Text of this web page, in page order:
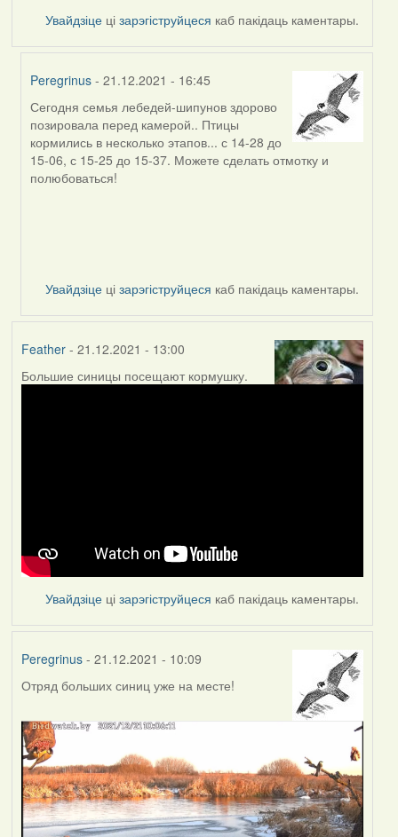
Увайдзіце цізарэгіструйцеся каб пакідаць каментары.
Peregrinus - 21.12.2021 - 16:45
In
reply
to
by
Peregrinus
Сегодня семья лебедей-шипунов здорово
позировала перед камерой.. Птицы
кормились в несколько этапов... с 14-28 до
15-06, с 15-25 до 15-37. Можете сделать отмотку и
полюбоваться!
Увайдзіце цізарэгіструйцеся каб пакідаць каментары.
Feather- 21.12.2021 - 13:00
Большие синицы посещают кормушку.
Увайдзіце цізарэгіструйцеся каб пакідаць каментары.
Peregrinus- 21.12.2021 - 10:09
Отряд больших синиц уже на месте!